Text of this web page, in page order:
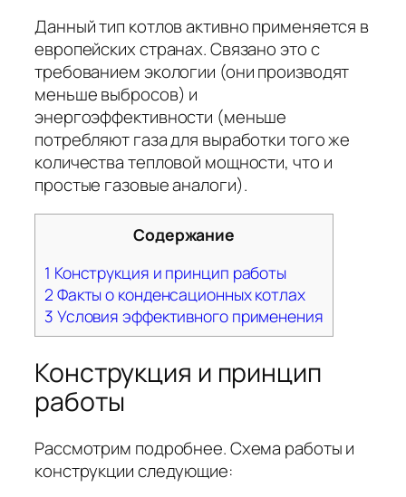
Данный тип котлов активно применяется в
европейских странах. Связано это с
требованием экологии (они производят
меньше выбросов) и
энергоэффективности (меньше
потребляют газа для выработки того же
количества тепловой мощности, что и
простые газовые аналоги).
Содержание
1 Конструкция и принцип работы
2 Факты о конденсационных котлах
3 Условия эффективного применения
Конструкция и принцип
работы
Рассмотрим подробнее. Схема работы и
конструкции следующие: